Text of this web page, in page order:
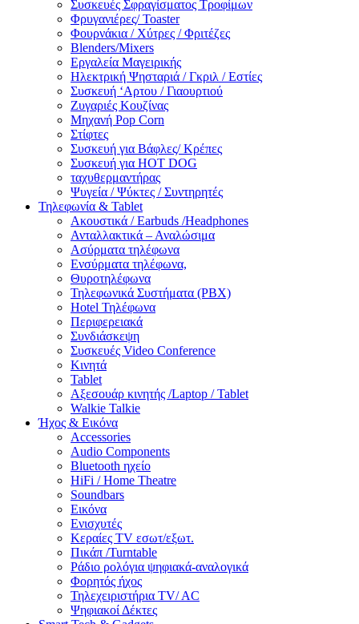
Συσκευές Σφραγίσματος Τροφίμων
Φρυγανιέρες/ Toaster
Φουρνάκια / Χύτρες / Φριτέζες
Blenders/Mixers
Εργαλεία Μαγειρικής
Ηλεκτρική Ψησταριά / Γκριλ / Eστίες
Συσκευή ‘Αρτου / Γιαουρτιού
Ζυγαριές Κουζίνας
Μηχανή Pop Corn
Στίφτες
Συσκευή για Βάφλες/ Κρέπες
Συσκευή για HOT DOG
ταχυθερμαντήρας
Ψυγεία / Ψύκτες / Συντηρητές
Τηλεφωνία & Tablet
Ακουστικά / Earbuds /Headphones
Ανταλλακτικά – Αναλώσιμα
Ασύρματα τηλέφωνα
Ενσύρματα τηλέφωνα,
Θυροτηλέφωνα
Τηλεφωνικά Συστήματα (PBX)
Hotel Τηλέφωνα
Περιφερειακά
Συνδιάσκεψη
Συσκευές Video Conference
Κινητά
Tablet
Αξεσουάρ κινητής /Laptop / Tablet
Walkie Talkie
Ήχος & Εικόνα
Accessories
Audio Components
Bluetooth ηχείο
HiFi / Home Theatre
Soundbars
Εικόνα
Ενισχυτές
Κεραίες TV εσωτ/εξωτ.
Πικάπ /Turntable
Ράδιο ρολόγια ψηφιακά-αναλογικά
Φορητός ήχος
Τηλεχειριστήρια TV/ AC
Ψηφιακοί Δέκτες